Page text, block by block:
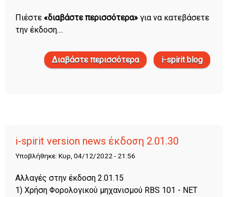
Πιέστε «διαβάστε περισσότερα» για να κατεβάσετε
την έκδοση....
Διαβάστε περισσότερα
για i-spirit version news
έκδοση 2.01.48
i-spirit blog
i-spirit version news έκδοση 2.01.30
Υποβλήθηκε: Κυρ, 04/12/2022 - 21:56
Αλλαγές στην έκδοση 2.01.15
1) Χρήση Φορολογικού μηχανισμού RBS 101 - NET